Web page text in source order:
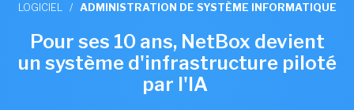
LOGICIEL / ADMINISTRATION DE SYSTÈME INFORMATIQUE
Pour ses 10 ans, NetBox devient
un système d'infrastructure piloté
par l'IA